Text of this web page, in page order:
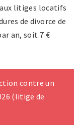
litiges locatifs
de divorce de
an, soit 7 €
contre un
(litige de